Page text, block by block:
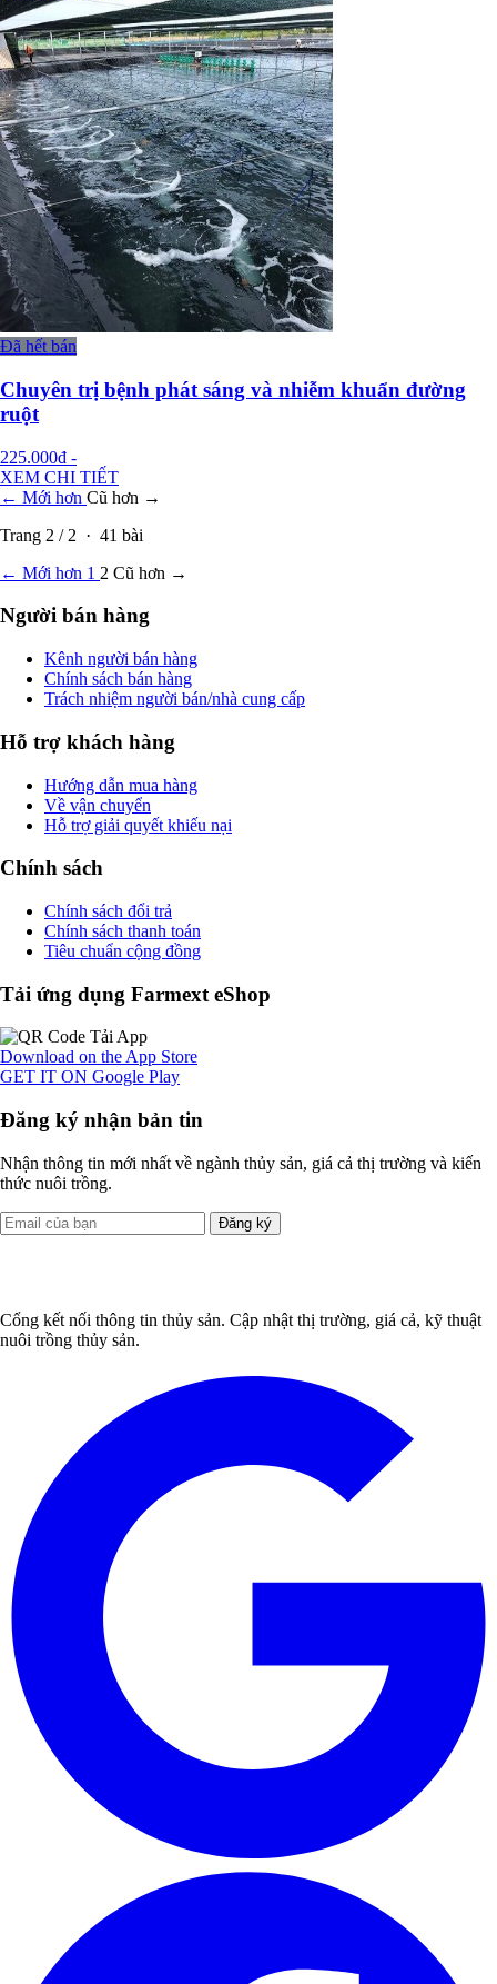
Đã hết bán
Chuyên trị bệnh phát sáng và nhiễm khuẩn đường
ruột
225.000đ -
XEM CHI TIẾT
← Mới hơn Cũ hơn →
Trang 2 / 2 · 41 bài
← Mới hơn 1 2 Cũ hơn →
Người bán hàng
Kênh người bán hàng
Chính sách bán hàng
Trách nhiệm người bán/nhà cung cấp
Hỗ trợ khách hàng
Hướng dẫn mua hàng
Về vận chuyển
Hỗ trợ giải quyết khiếu nại
Chính sách
Chính sách đổi trả
Chính sách thanh toán
Tiêu chuẩn cộng đồng
Tải ứng dụng Farmext eShop
Download on theApp Store
GET IT ON Google Play
Đăng ký nhận bản tin
Nhận thông tin mới nhất về ngành thủy sản, giá cả thị trường và kiến
thức nuôi trồng.
Đăng ký
Cổng kết nối thông tin thủy sản. Cập nhật thị trường, giá cả, kỹ thuật
nuôi trồng thủy sản.